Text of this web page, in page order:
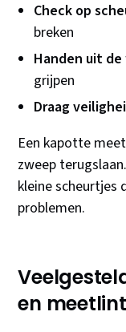
Check op
breken
Handen uit de
grijpen
Draag
Een kapotte
zweep
kleine
problemen.
en